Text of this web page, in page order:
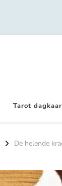
Tarot
De helende